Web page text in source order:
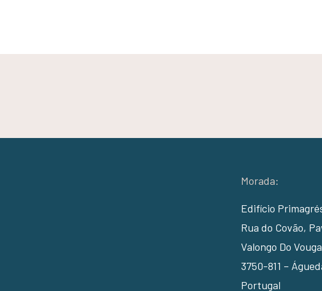
Morada:
Edifício
Rua do Covão,
Valongo Do Vouga
3750-811 –
Portugal